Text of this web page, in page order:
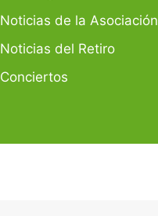
Noticias de la Asociación
Noticias del Retiro
Conciertos